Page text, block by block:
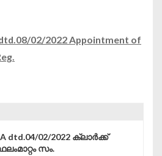
02/2022 Appointment of
dtd.04/02/2022 ക്ലാർക്ക്
സം.